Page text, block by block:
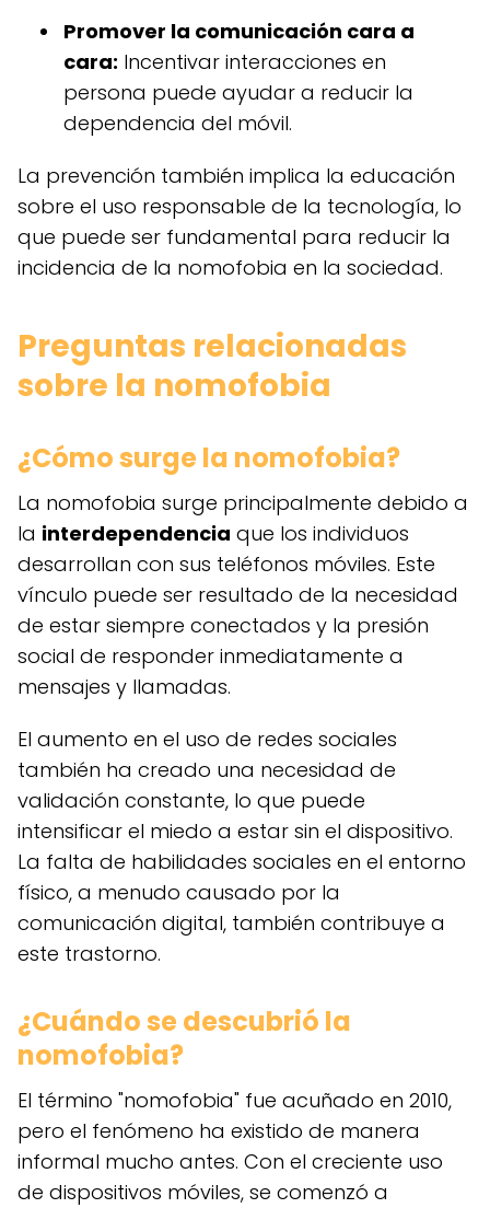
Promover la comunicación cara a
cara: Incentivar interacciones en
persona puede ayudar a reducir la
dependencia del móvil.
La prevención también implica la educación
sobre el uso responsable de la tecnología, lo
que puede ser fundamental para reducir la
incidencia de la nomofobia en la sociedad.
Preguntas relacionadas
sobre la nomofobia
¿Cómo surge la nomofobia?
La nomofobia surge principalmente debido a
la interdependencia que los individuos
desarrollan con sus teléfonos móviles. Este
vínculo puede ser resultado de la necesidad
de estar siempre conectados y la presión
social de responder inmediatamente a
mensajes y llamadas.
El aumento en el uso de redes sociales
también ha creado una necesidad de
validación constante, lo que puede
intensificar el miedo a estar sin el dispositivo.
La falta de habilidades sociales en el entorno
físico, a menudo causado por la
comunicación digital, también contribuye a
este trastorno.
¿Cuándo se descubrió la
nomofobia?
El término "nomofobia" fue acuñado en 2010,
pero el fenómeno ha existido de manera
informal mucho antes. Con el creciente uso
de dispositivos móviles, se comenzó a